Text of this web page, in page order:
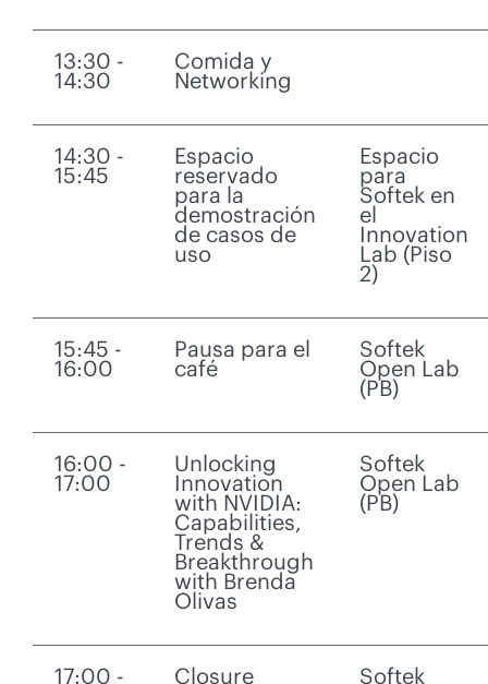
13:30 -
14:30
Comida y
Networking
14:30 -
15:45
Espacio
reservado
para la
demostración
de casos de
uso
Espacio
para
Softek en
el
Innovation
Lab (Piso
2)
15:45 -
16:00
Pausa para el
café
Softek
Open Lab
(PB)
16:00 -
17:00
Unlocking
Innovation
with NVIDIA:
Capabilities,
Trends &
Breakthrough
with Brenda
Olivas
Softek
Open Lab
(PB)
17:00 - Closure Softek